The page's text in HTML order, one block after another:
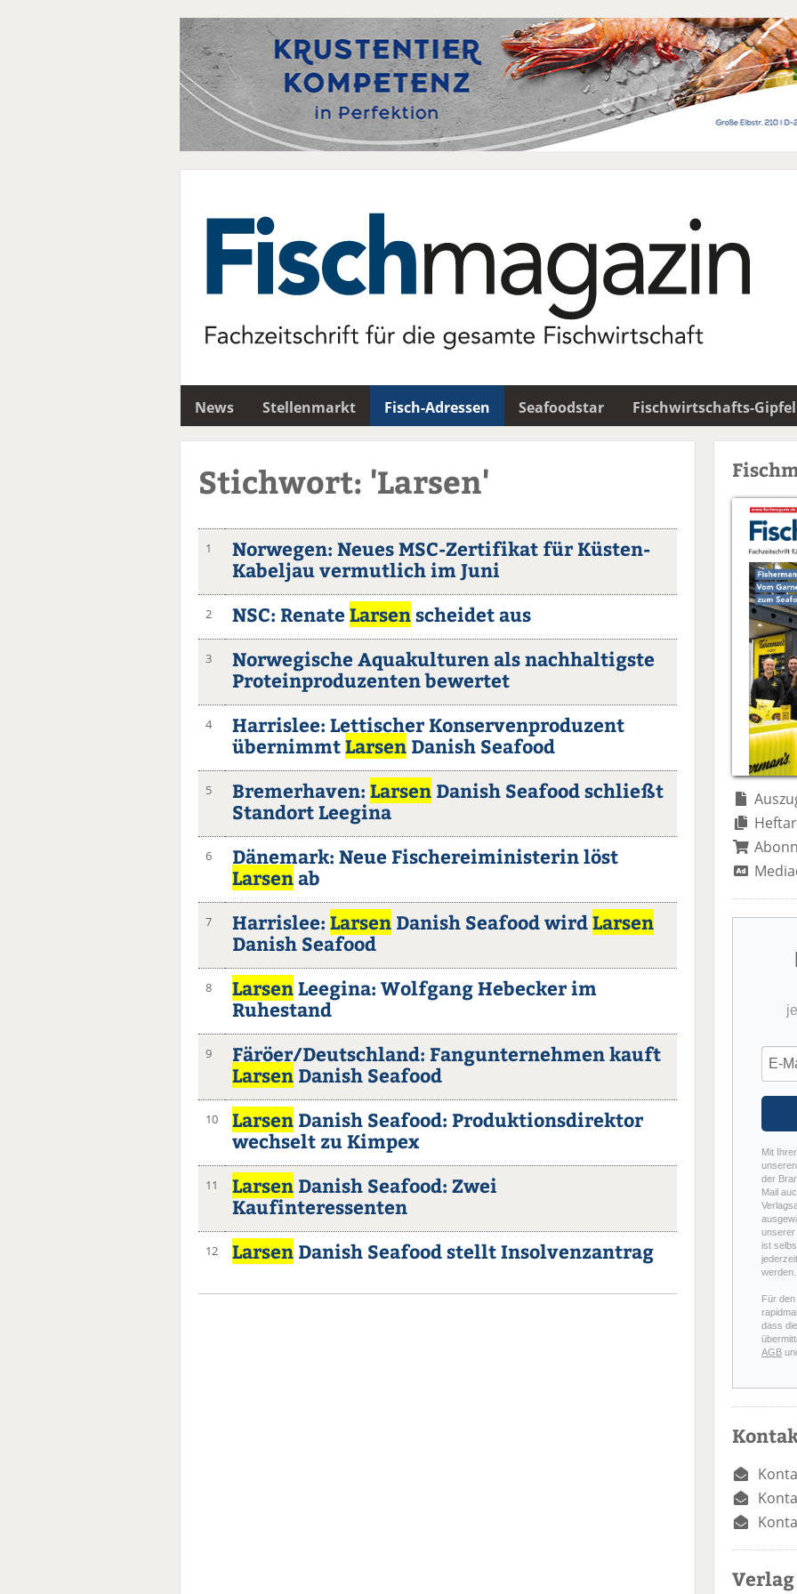
News Stellenmarkt Fisch-Adressen Seafoodstar Fischwirtschafts-Gipfel
Stichwort: 'Larsen'
1
Norwegen: Neues MSC-Zertifikat für Küsten-
Kabeljau vermutlich im Juni
2 NSC: RenateLarsenscheidet aus
3
Norwegische Aquakulturen als nachhaltigste
Proteinproduzenten bewertet
4
Harrislee: Lettischer Konservenproduzent
übernimmtLarsen Danish Seafood
5 Bremerhaven: Larsen Danish Seafood schließt
Standort Leegina
6
Dänemark: Neue Fischereiministerin löst
Larsenab
7 Harrislee: Larsen Danish Seafood wirdLarsen
Danish Seafood
8 LarsenLeegina: Wolfgang Hebecker im
Ruhestand
9
Färöer/Deutschland: Fangunternehmen kauft
Larsen Danish Seafood
10 Larsen Danish Seafood: Produktionsdirektor
wechselt zu Kimpex
11 Larsen Danish Seafood: Zwei
Kaufinteressenten
12 Larsen Danish Seafood stellt Insolvenzantrag
Mit
der
Mail
unserer
ist
werden.
Für
dass
AGB
Verlag